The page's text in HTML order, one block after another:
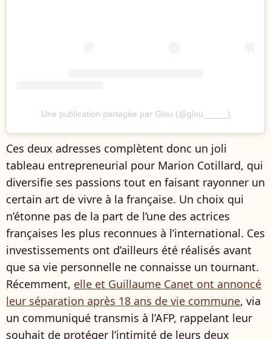
Une publication partagée par Glou (@glou_____)
Ces deux adresses complètent donc un joli
tableau entrepreneurial pour Marion Cotillard, qui
diversifie ses passions tout en faisant rayonner un
certain art de vivre à la française. Un choix qui
n’étonne pas de la part de l’une des actrices
françaises les plus reconnues à l’international. Ces
investissements ont d’ailleurs été réalisés avant
que sa vie personnelle ne connaisse un tournant.
Récemment, elle et Guillaume Canet ont annoncé
leur séparation après 18 ans de vie commune, via
un communiqué transmis à l’AFP, rappelant leur
souhait de protéger l’intimité de leurs deux